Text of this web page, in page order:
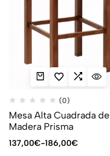
(0)
Mesa Alta Cuadrada de
Madera Prisma
137,00€-186,00€